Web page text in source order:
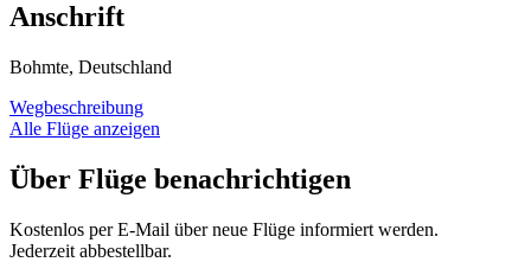
Anschrift
Bohmte, Deutschland
Wegbeschreibung
Alle Flüge anzeigen
Über Flüge benachrichtigen
Kostenlos per E-Mail über neue Flüge informiert werden.
Jederzeit abbestellbar.